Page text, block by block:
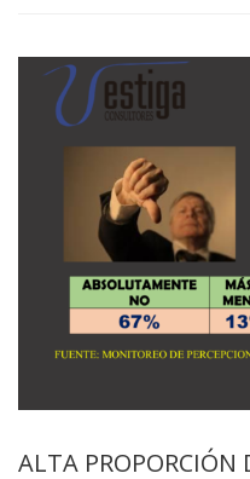
ALTA PROPORCIÓN